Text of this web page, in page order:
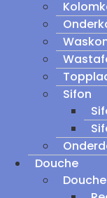
Sifon
Douche